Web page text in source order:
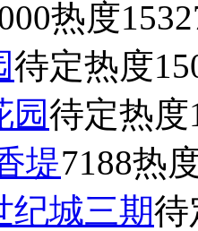
热度
待定热度
园待定热度
堤7188热
纪城三期待